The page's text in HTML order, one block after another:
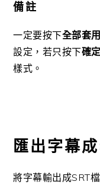
備註
一定要按下全部套用
設定，若只按下確定
樣式。
匯出字幕
將字幕輸出成SRT